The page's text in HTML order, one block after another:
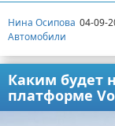
Нина Осипова 04-09-
Автомобили
Каким будет
платформе